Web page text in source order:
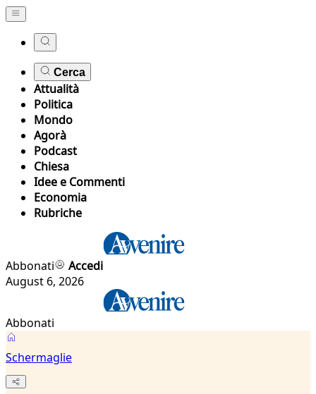
Cerca
Attualità
Politica
Mondo
Agorà
Podcast
Chiesa
Idee e Commenti
Economia
Rubriche
Abbonati
Accedi
August 6, 2026
Abbonati
Schermaglie